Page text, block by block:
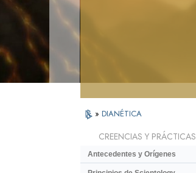
» DIANÉTICA
CREENCIAS Y PRÁCTICAS
Antecedentes y Orígenes